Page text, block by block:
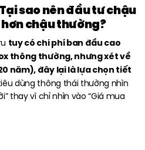
sao nên đầu tư chậu
chậu thường?
tuy có chi phí ban đầu cao
thông thường, nhưng xét về
năm), đây lại là lựa chọn tiết
dùng thông thái thường nhìn
thay vì chỉ nhìn vào “Giá mua